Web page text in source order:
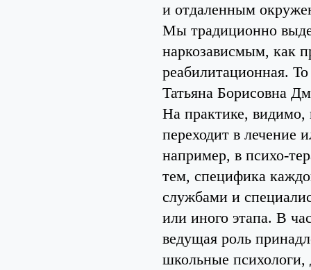
и отдаленным
Мы традиционно
наркозависмым, как
реабилитационная.
Татьяна Борисовна
На практике, видимо,
переходит в лечение
например, в психо-
тем, специфика
службами и
или иного этапа. В
ведущая роль
школьные психологи,